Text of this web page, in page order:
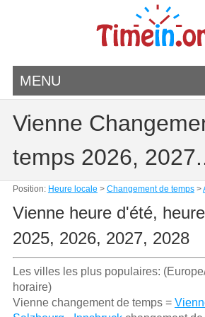
MENU
Vienne
temps 2026,
Position: Heure locale > Changement de temps>
Vienne heure d'été,
2025, 2026, 2027, 2028
Les villes les plus populaires:
horaire)
Vienne changement de temps =